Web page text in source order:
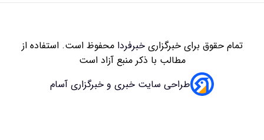
تمام حقوق برای خبرگزاریخبرفردامحفوظ است. استفاده از
مطالب با ذکر منبع آزاد است
طراحی سایت خبری و خبرگزاری آسام